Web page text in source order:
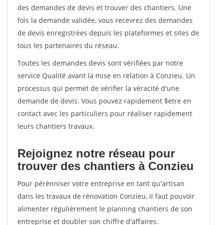
des demandes de devis et trouver des chantiers. Une
fois la demande validée, vous recevrez des demandes
de devis enregistrées depuis les plateformes et sites de
tous les partenaires du réseau.
Toutes les demandes devis sont vérifiées par notre
service Qualité avant la mise en relation à Conzieu. Un
processus qui permet de vérifier la véracité d'une
demande de devis. Vous pouvez rapidement $etre en
contact avec les particuliers pour réaliser rapidement
leurs chantiers travaux.
Rejoignez notre réseau pour
trouver des chantiers à Conzieu
Pour pérénniser votre entreprise en tant qu'artisan
dans les travaux de rénovation Conzieu, il faut pouvoir
alimenter régulièrement le planning chantiers de son
entreprise et doubler son chiffre d'affaires.